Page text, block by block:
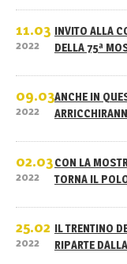
11.03
2022
INVITO ALLA
DELLA 75ª
09.03
2022
ANCHE IN
02.03
2022
CON LA
TORNA IL
25.02
2022
IL TRENTINO
RIPARTE